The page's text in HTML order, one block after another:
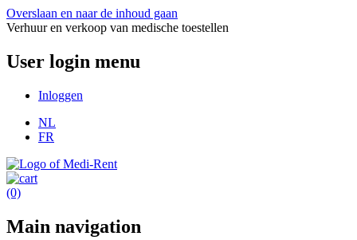
Overslaan en naar de inhoud gaan
Verhuur en verkoop van medische toestellen
User login menu
Inloggen
NL
FR
(0)
Main navigation